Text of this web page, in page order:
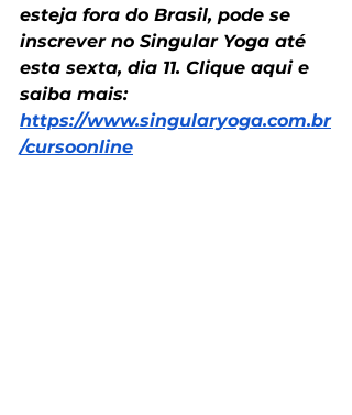
esteja fora do Brasil, pode se
inscrever no Singular Yoga até
esta sexta, dia 11. Clique aqui e
saiba mais:
https://www.singularyoga.com.br
/cursoonline